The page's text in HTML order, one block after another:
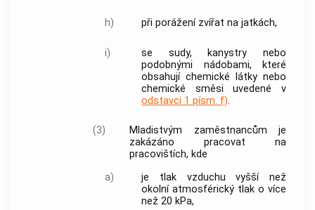
h) při porážení zvířat na jatkách,
i)
se sudy, kanystry nebo
podobnými nádobami, které
obsahují chemické látky nebo
chemické směsi uvedené v
odstavci 1 písm. f).
(3) Mladistvým zaměstnancům je
zakázáno pracovat na
pracovištích, kde
a)
je tlak vzduchu vyšší než
okolní atmosférický tlak o více
než 20 kPa,